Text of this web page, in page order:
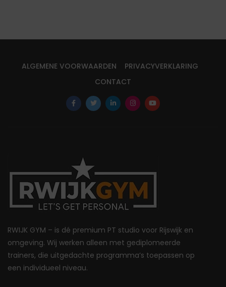
ALGEMENE VOORWAARDEN
PRIVACYVERKLARING
CONTACT
RWIJK GYM – is dé premium PT studio voor Rijswijk en
omgeving. Wij werken alleen met gediplomeerde
trainers, die uitgedachte programma’s toepassen op
een individueel niveau.